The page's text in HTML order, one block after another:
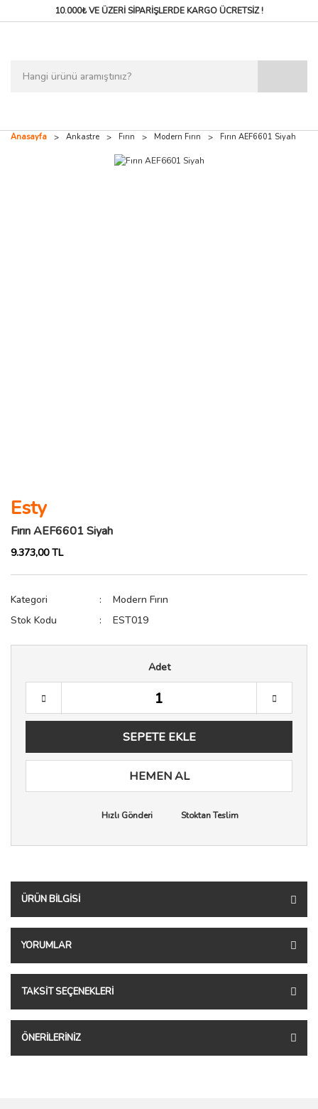
10.000₺ VE ÜZERİ SİPARİŞLERDEKARGO ÜCRETSİZ !
Anasayfa Ankastre Fırın Modern Fırın Fırın AEF6601 Siyah
Esty
Fırın AEF6601 Siyah
9.373,00 TL
Kategori
Modern Fırın
Stok Kodu
EST019
Adet
SEPETE EKLE
HEMEN AL
Hızlı Gönderi Stoktan Teslim
ÜRÜN BILGISI
YORUMLAR
TAKSIT SEÇENEKLERI
ÖNERILERINIZ